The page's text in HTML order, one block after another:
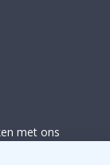
met ons